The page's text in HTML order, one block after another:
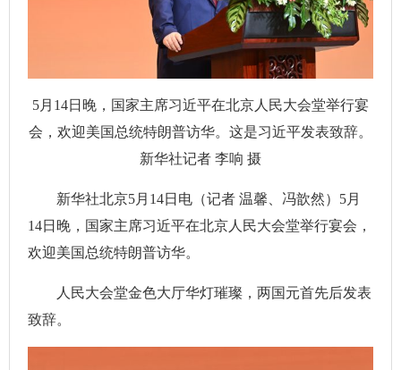
5月14日晚，国家主席习近平在北京人民大会堂举行宴
会，欢迎美国总统特朗普访华。这是习近平发表致辞。
新华社记者 李响 摄
新华社北京5月14日电（记者 温馨、冯歆然）5月
14日晚，国家主席习近平在北京人民大会堂举行宴会，
欢迎美国总统特朗普访华。
人民大会堂金色大厅华灯璀璨，两国元首先后发表
致辞。